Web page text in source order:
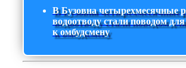
В Бузовна четырехмесячные
водоотводу стали поводом
к омбудсмену